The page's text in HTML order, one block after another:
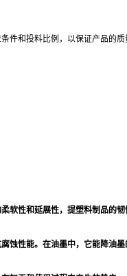
件和投料比例，以保证产品的质
软性和延展性，提塑料制品的韧
性能。在油墨中，它能降油墨